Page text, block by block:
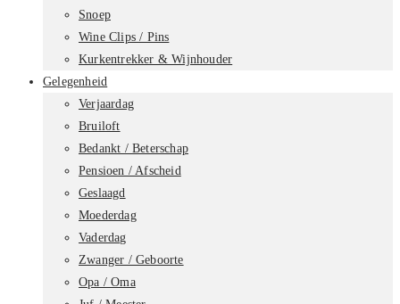
Snoep
Wine Clips / Pins
Kurkentrekker & Wijnhouder
Gelegenheid
Verjaardag
Bruiloft
Bedankt / Beterschap
Pensioen / Afscheid
Geslaagd
Moederdag
Vaderdag
Zwanger / Geboorte
Opa / Oma